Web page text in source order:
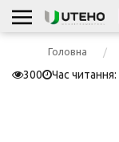
Головна
300 Час читання: